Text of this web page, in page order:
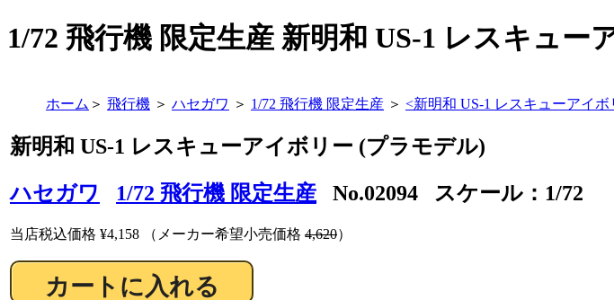
1/72 飛行機 限定生産 新明和 US-1 レスキュー
ホーム ＞ 飛行機 ＞ ハセガワ ＞ 1/72 飛行機 限定生産 ＞ <新明和 US-1 レスキューアイ
新明和 US-1 レスキューアイボリー (プラモデル)
ハセガワ
1/72 飛行機 限定生産 No.02094 スケール：1/72
当店税込価格 ¥4,158 （メーカー希望小売価格 4,620）